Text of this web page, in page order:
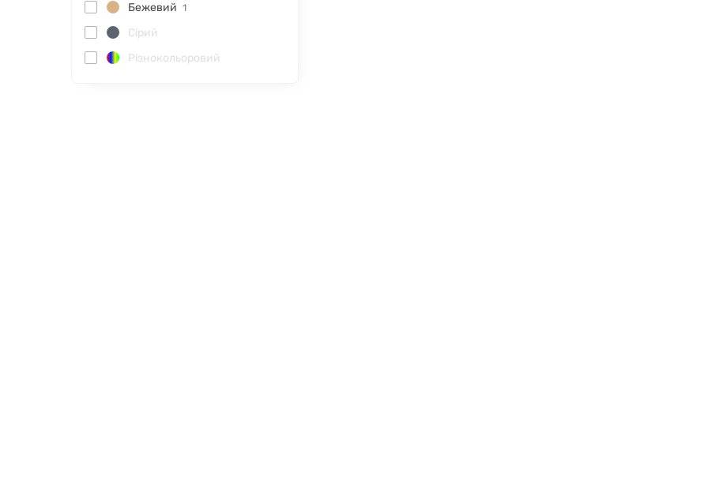
Бежевий 1
Сірий
Різнокольоровий